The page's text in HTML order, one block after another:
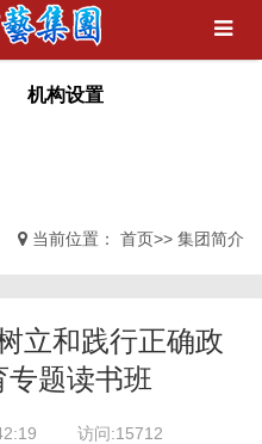
机构设置
当前位置： 首页>> 集团简介
立和践行正确政
题读书班
访问:15712